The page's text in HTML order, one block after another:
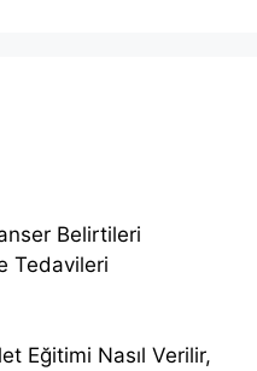
Belirtileri
Tedavileri
Eğitimi Nasıl Verilir,